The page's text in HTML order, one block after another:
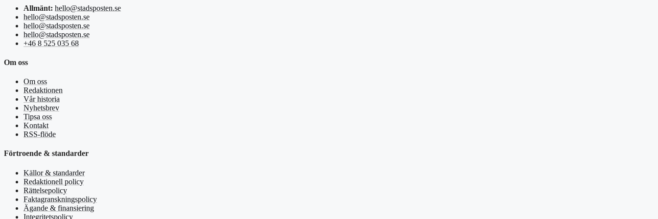
Allmänt: hello@stadsposten.se
hello@stadsposten.se
hello@stadsposten.se
hello@stadsposten.se
+46 8 525 035 68
Om oss
Om oss
Redaktionen
Vår historia
Nyhetsbrev
Tipsa oss
Kontakt
RSS-flöde
Förtroende & standarder
Källor & standarder
Redaktionell policy
Rättelsepolicy
Faktagranskningspolicy
Ägande & finansiering
Integritetspolicy